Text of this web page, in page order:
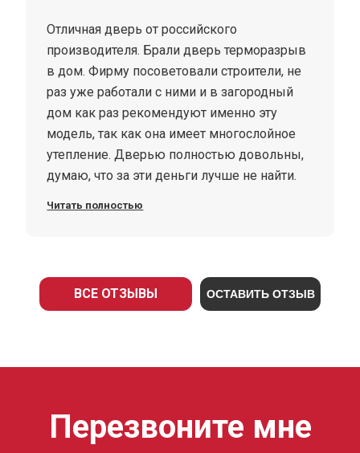
Отличная дверь от российского
производителя. Брали дверь терморазрыв
в дом. Фирму посоветовали строители, не
раз уже работали с ними и в загородный
дом как раз рекомендуют именно эту
модель, так как она имеет многослойное
утепление. Дверью полностью довольны,
думаю, что за эти деньги лучше не найти.
Читать полностью
ВСЕ ОТЗЫВЫ ОСТАВИТЬ ОТЗЫВ
Перезвоните мне